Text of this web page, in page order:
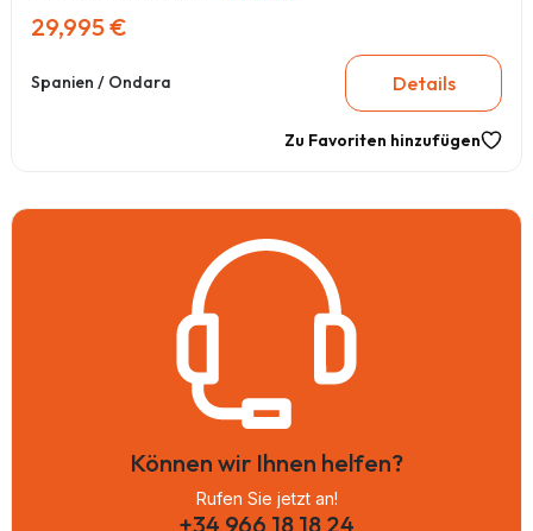
29,995 €
Spanien / Ondara Details
Zu Favoriten hinzufügen
Können wir Ihnen helfen?
Rufen Sie jetzt an!
+34 966 18 18 24